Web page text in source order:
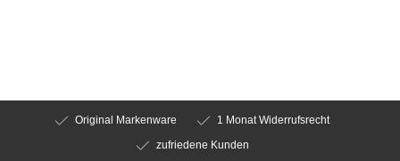
Original Markenware
1 Monat Widerrufsrecht
zufriedene Kunden